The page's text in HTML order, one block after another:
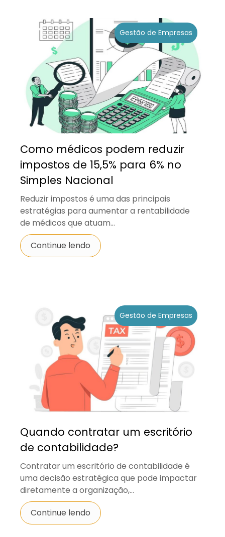
Gestão de Empresas
Como médicos podem reduzir
impostos de 15,5% para 6% no
Simples Nacional
Reduzir impostos é uma das principais
estratégias para aumentar a rentabilidade
de médicos que atuam...
Continue lendo
Gestão de Empresas
Quando contratar um escritório
de contabilidade?
Contratar um escritório de contabilidade é
uma decisão estratégica que pode impactar
diretamente a organização,...
Continue lendo